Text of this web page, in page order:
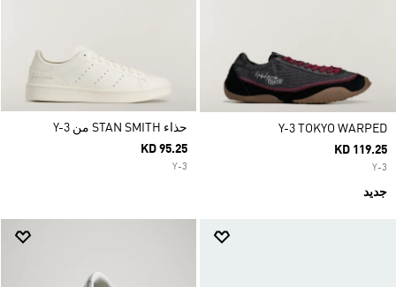
Y-3 TOKYO WARPED
KD 119.25
Y-3
جديد
حذاء STAN SMITH من Y-3
KD 95.25
Y-3